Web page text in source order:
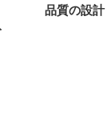
品質の設計